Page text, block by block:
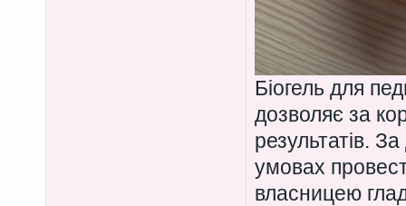
Біогель для
дозволяє за
результатів.
умовах
власницею